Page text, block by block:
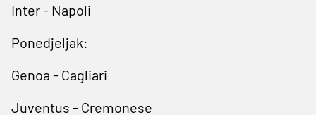
Inter - Napoli
Ponedjeljak:
Genoa - Cagliari
Juventus - Cremonese